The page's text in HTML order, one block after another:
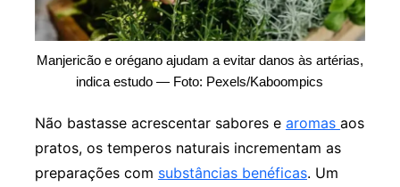
Manjericão e orégano ajudam a evitar danos às artérias,
indica estudo — Foto: Pexels/Kaboompics
Não bastasse acrescentar sabores e aromas aos
pratos, os temperos naturais incrementam as
preparações com substâncias benéficas. Um